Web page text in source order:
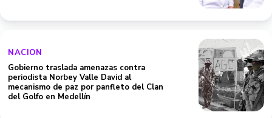
NACION
Gobierno traslada amenazas contra
periodista Norbey Valle David al
mecanismo de paz por panfleto del Clan
del Golfo en Medellín